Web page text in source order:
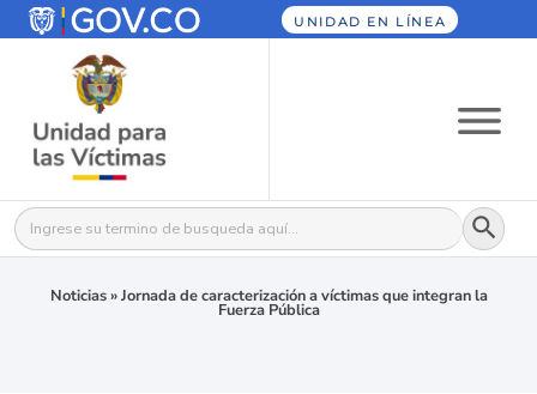
UNIDAD EN LÍNEA
Buscar: Botón
Noticias»Jornada de caracterización a víctimas que integran la
Fuerza Pública